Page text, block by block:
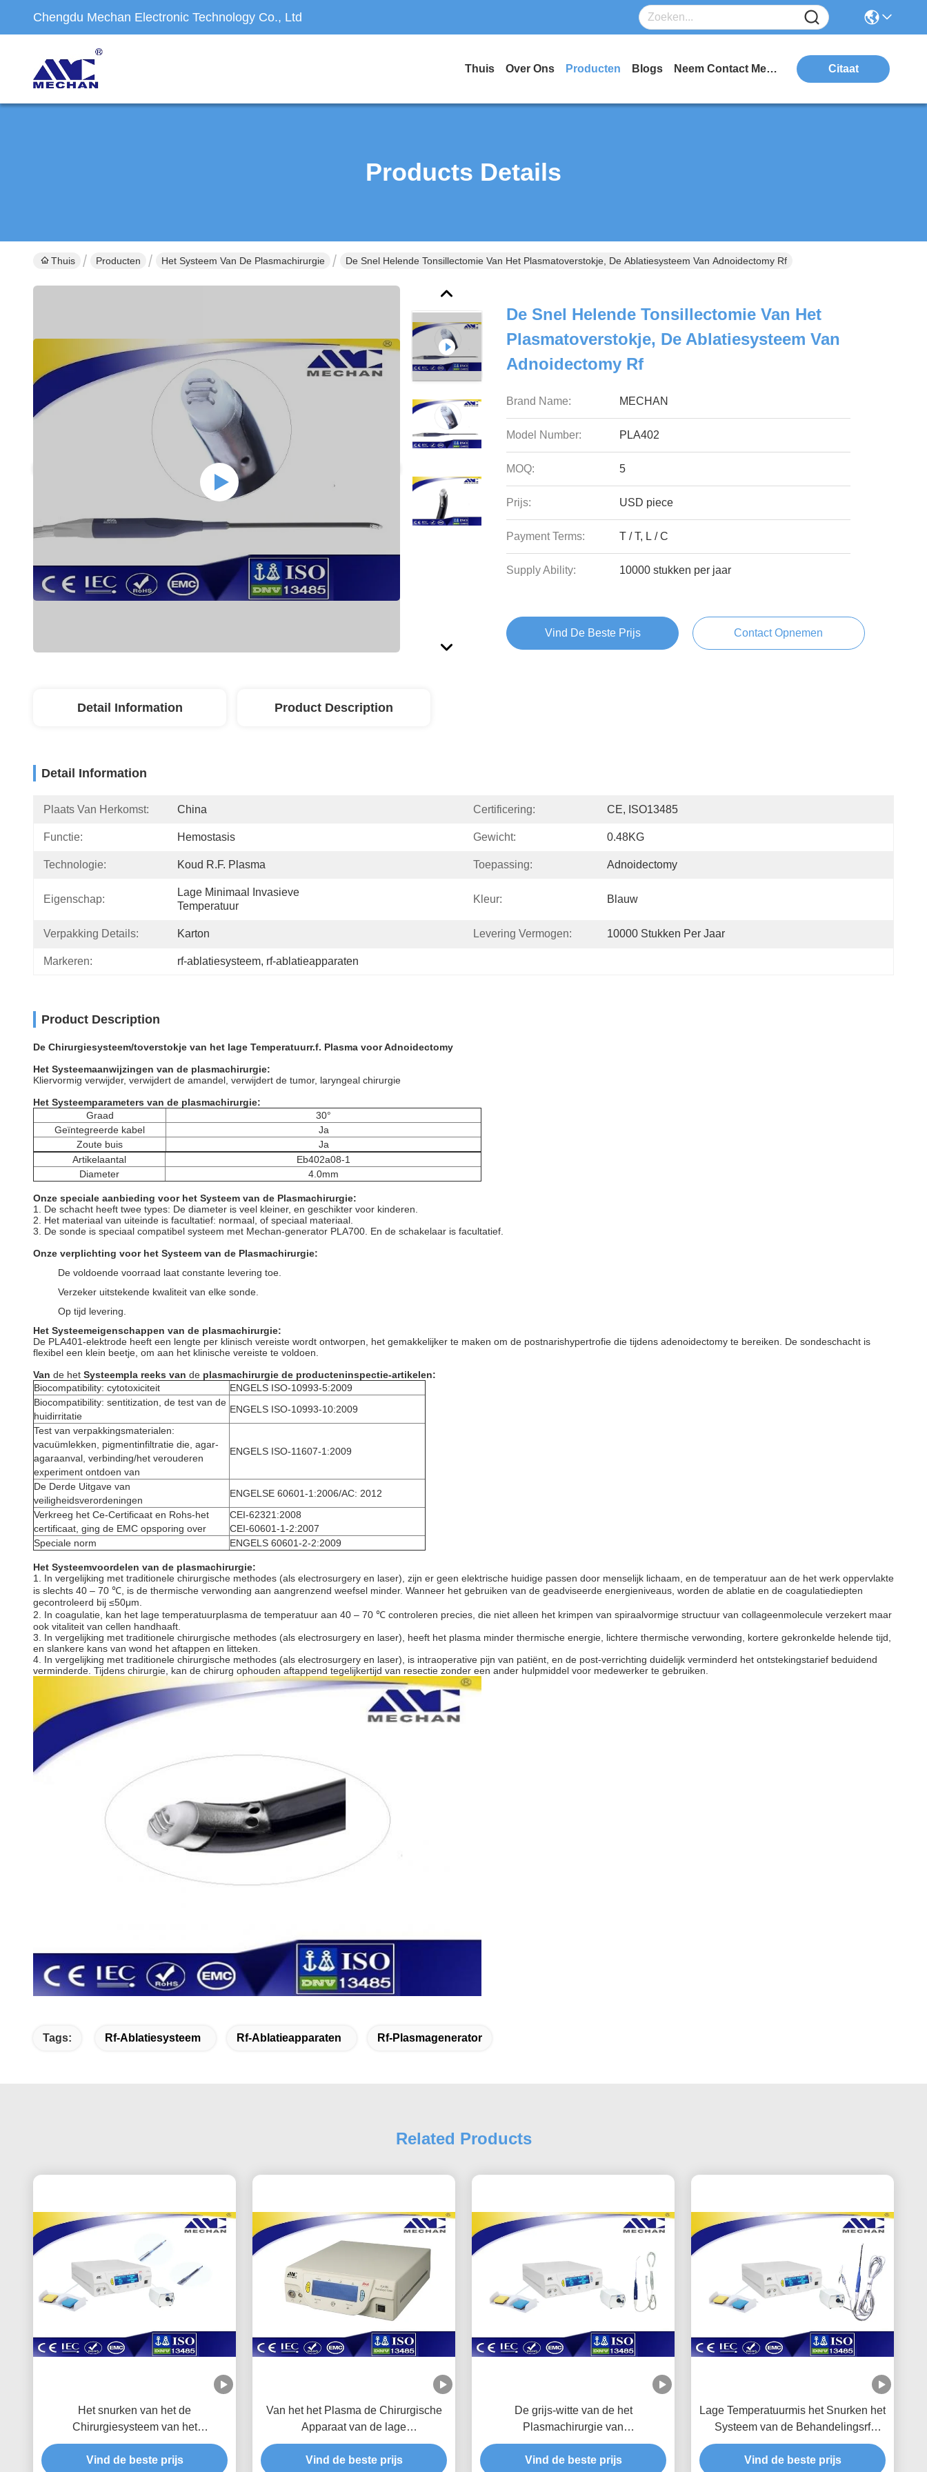
Chengdu Mechan Electronic Technology Co., Ltd
Thuis Over Ons Producten Blogs Neem Contact Met Ons Op Citaat
Products Details
Thuis Producten Het Systeem Van De Plasmachirurgie De Snel Helende Tonsillectomie Van Het Plasmatoverstokje, De Ablatiesysteem Van Adnoidectomy Rf
De Snel Helende Tonsillectomie Van Het
Plasmatoverstokje, De Ablatiesysteem Van
Adnoidectomy Rf
Brand Name: MECHAN
Model Number: PLA402
MOQ: 5
Prijs: USD piece
Payment Terms: T / T, L / C
Supply Ability: 10000 stukken per jaar
Vind De Beste Prijs Contact Opnemen
Detail Information Product Description
Detail Information
Plaats Van Herkomst: China Certificering: CE, ISO13485
Functie: Hemostasis Gewicht: 0.48KG
Technologie: Koud R.F. Plasma Toepassing: Adnoidectomy
Eigenschap:
Lage Minimaal Invasieve
Temperatuur
Kleur: Blauw
Verpakking Details: Karton Levering Vermogen: 10000 Stukken Per Jaar
Markeren: rf-ablatiesysteem, rf-ablatieapparaten
Product Description
De Chirurgiesysteem/toverstokje van het lage Temperatuurr.f. Plasma voor Adnoidectomy
Het Systeemaanwijzingen van de plasmachirurgie:
Kliervormig verwijder, verwijdert de amandel, verwijdert de tumor, laryngeal chirurgie
Het Systeemparameters van de plasmachirurgie:
Graad
30°
Geïntegreerde kabel
Ja
Zoute buis
Ja
Artikelaantal
Eb402a08-1
Diameter
4.0mm
Onze speciale aanbieding voor het Systeem van de Plasmachirurgie:
1. De schacht heeft twee types: De diameter is veel kleiner, en geschikter voor kinderen.
2. Het materiaal van uiteinde is facultatief: normaal, of speciaal materiaal.
3. De sonde is speciaal compatibel systeem met Mechan-generator PLA700. En de schakelaar is facultatief.
Onze verplichting voor het Systeem van de Plasmachirurgie:
De voldoende voorraad laat constante levering toe.
Verzeker uitstekende kwaliteit van elke sonde.
Op tijd levering.
Het Systeemeigenschappen van de plasmachirurgie:
De PLA401-elektrode heeft een lengte per klinisch vereiste wordt ontworpen, het gemakkelijker te maken om de postnarishypertrofie die tijdens adenoidectomy te bereiken. De sondeschacht is
flexibel een klein beetje, om aan het klinische vereiste te voldoen.
Van de het Systeempla reeks van de plasmachirurgie de producteninspectie-artikelen:
Biocompatibility: cytotoxiciteit
ENGELS ISO-10993-5:2009
Biocompatibility: sentitization, de test van de
huidirritatie
ENGELS ISO-10993-10:2009
Test van verpakkingsmaterialen:
vacuümlekken, pigmentinfiltratie die, agar-
agaraanval, verbinding/het verouderen
experiment ontdoen van
ENGELS ISO-11607-1:2009
De Derde Uitgave van
veiligheidsverordeningen
ENGELSE 60601-1:2006/AC: 2012
Verkreeg het Ce-Certificaat en Rohs-het
certificaat, ging de EMC opsporing over
CEI-62321:2008
CEI-60601-1-2:2007
Speciale norm
ENGELS 60601-2-2:2009
Het Systeemvoordelen van de plasmachirurgie:
1. In vergelijking met traditionele chirurgische methodes (als electrosurgery en laser), zijn er geen elektrische huidige passen door menselijk lichaam, en de temperatuur aan de het werk oppervlakte
is slechts 40 – 70 ℃, is de thermische verwonding aan aangrenzend weefsel minder. Wanneer het gebruiken van de geadviseerde energieniveaus, worden de ablatie en de coagulatiediepten
gecontroleerd bij ≤50μm.
2. In coagulatie, kan het lage temperatuurplasma de temperatuur aan 40 – 70 ℃ controleren precies, die niet alleen het krimpen van spiraalvormige structuur van collageenmolecule verzekert maar
ook vitaliteit van cellen handhaaft.
3. In vergelijking met traditionele chirurgische methodes (als electrosurgery en laser), heeft het plasma minder thermische energie, lichtere thermische verwonding, kortere gekronkelde helende tijd,
en slankere kans van wond het aftappen en litteken.
4. In vergelijking met traditionele chirurgische methodes (als electrosurgery en laser), is intraoperative pijn van patiënt, en de post-verrichting duidelijk verminderd het ontstekingstarief beduidend
verminderde. Tijdens chirurgie, kan de chirurg ophouden aftappend tegelijkertijd van resectie zonder een ander hulpmiddel voor medewerker te gebruiken.
Tags: Rf-Ablatiesysteem Rf-Ablatieapparaten Rf-Plasmagenerator
Related Products
Het snurken van het de
Chirurgiesysteem van het
Behandelings ENT Plasma Invasieve
Lichtgewicht minimaal
Vind de beste prijs
Van het het Plasma de Chirurgische
Apparaat van de lage
Temperatuurorthopedie Invasieve
Operatie minimaal
Vind de beste prijs
De grijs-witte van de het
Plasmachirurgie van
Kleurencoblation Energie van de het
Systeem Regelbare Output
Vind de beste prijs
Lage Temperatuurmis het Snurken het
Systeem van de Behandelingsrf
Ablatie met Tijd Met lange levensuur
Vind de beste prijs